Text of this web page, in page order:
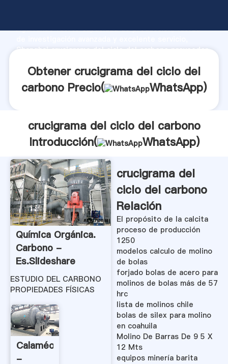
Agarrando fuerte capacidad de producción, fuerza
Shanghai crucigrama del ciclo del carbono proveedor
Obtener crucigrama del ciclo del
carbono Precio(
WhatsApp)
crucigrama del ciclo del carbono
Introducción(
WhatsApp)
Química Orgánica.
Carbono -
Es.slideshare
ESTUDIO DEL CARBONO
PROPIEDADES FÍSICAS
Calaméo
-
crucigrama del
ciclo del carbono
Relación
El propósito de la calcita
proceso de producción
1250
modelos calculo de molino
de bolas
forjado bolas de acero para
molinos de bolas más de 57
hrc
lista de molinos chile
bolas de silex para molino
en coahuila
Molino De Barras De 9 5 X
12 Mts
equipos minería barita